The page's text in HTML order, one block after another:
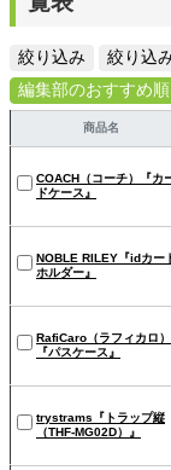
絞り込み
絞り込
編集部のおすすめ順
商品名
COACH（コーチ）『カ
ドケース』
NOBLE RILEY『idカー
ホルダー』
RafiCaro（ラフィカロ）
『パスケース』
trystrams『トラップ縦
（THF-MG02D）』